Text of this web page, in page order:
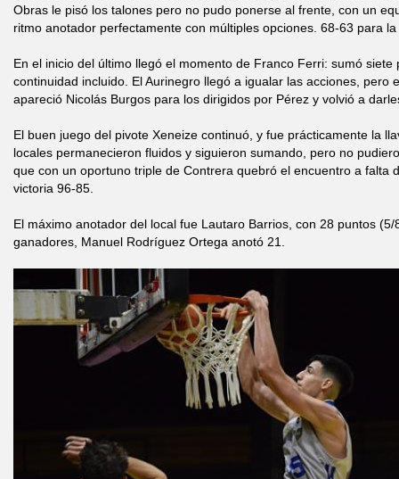
Obras le pisó los talones pero no pudo ponerse al frente, con un
ritmo anotador perfectamente con múltiples opciones. 68-63 para
En el inicio del último llegó el momento de Franco Ferri: sumó
continuidad incluido. El Aurinegro llegó a igualar las acciones, pero
apareció Nicolás Burgos para los dirigidos por Pérez y volvió a
El buen juego del pivote Xeneize continuó, y fue prácticamente la
locales permanecieron fluidos y siguieron sumando, pero no
que con un oportuno triple de Contrera quebró el encuentro a falta
victoria 96-85.
El máximo anotador del local fue Lautaro Barrios, con 28 puntos
ganadores, Manuel Rodríguez Ortega anotó 21.